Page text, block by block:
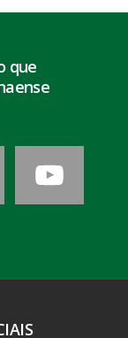
que